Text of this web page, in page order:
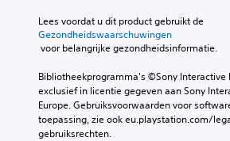
Lees voordat u dit product gebruikt de
Gezondheidswaarschuwingen
voor belangrijke gezondheidsinformatie.
Bibliotheekprogramma's ©Sony Interactive
exclusief in licentie gegeven aan Sony
Europe. Gebruiksvoorwaarden voor
toepassing, zie ook eu.playstation.com/
gebruiksrechten.